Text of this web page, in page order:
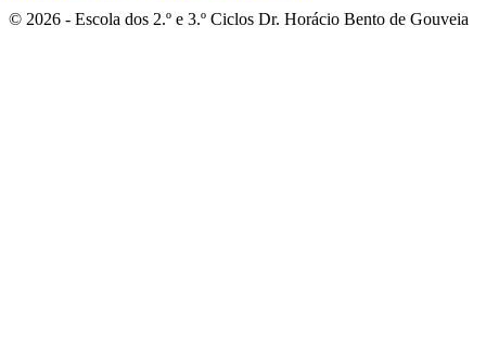
© 2026 - Escola dos 2.º e 3.º Ciclos Dr. Horácio Bento de Gouveia